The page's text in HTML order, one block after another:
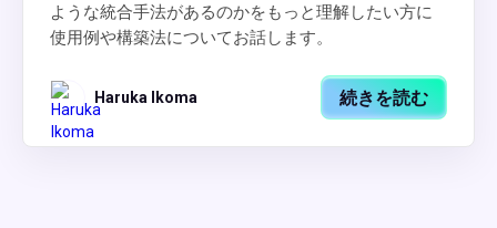
ような統合手法があるのかをもっと理解したい方に
使用例や構築法についてお話します。
Haruka Ikoma 続きを読む